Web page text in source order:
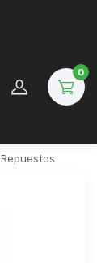
0
Repuestos